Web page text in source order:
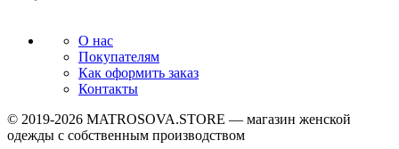
О нас
Покупателям
Как оформить заказ
Контакты
© 2019-2026 MATROSOVA.STORE — магазин женской
одежды с собственным производством